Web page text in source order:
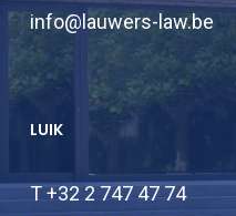
info@lauwers-law.be
LUIK
T +32 2 747 47 74